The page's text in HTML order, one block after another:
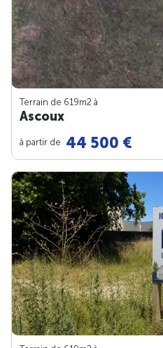
Terrain de 619m2 à
Ascoux
à partir de 44 500 €